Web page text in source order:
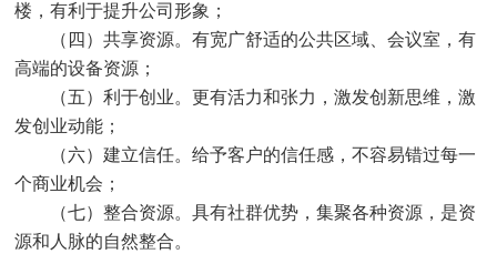
楼，有利于提升公司形象；
（四）共享资源。有宽广舒适的公共区域、会议室，有
高端的设备资源；
（五）利于创业。更有活力和张力，激发创新思维，激
发创业动能；
（六）建立信任。给予客户的信任感，不容易错过每一
个商业机会；
（七）整合资源。具有社群优势，集聚各种资源，是资
源和人脉的自然整合。